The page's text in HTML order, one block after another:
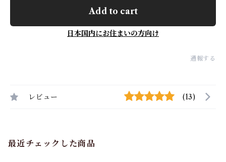
Add to cart
日本国内にお住まいの方向け
通報する
レビュー (13)
最近チェックした商品